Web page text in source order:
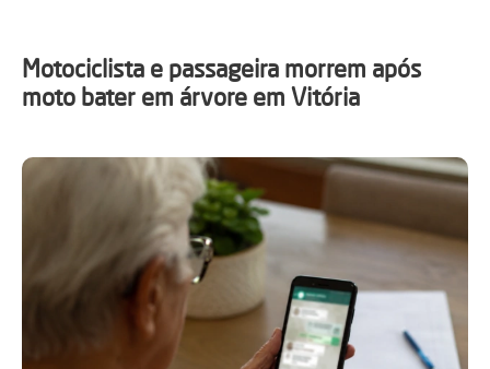
Motociclista e passageira morrem após
moto bater em árvore em Vitória